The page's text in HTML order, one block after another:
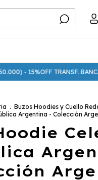
TRANSF. BANCARIA 3
. Buzos Hoodies y Cuello
Argentina - Colección